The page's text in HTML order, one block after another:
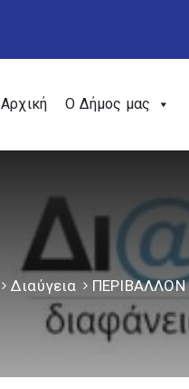
Αρχική Ο Δήμος μας
Διαύγεια ΠΕΡΙΒΑΛΛΟΝ